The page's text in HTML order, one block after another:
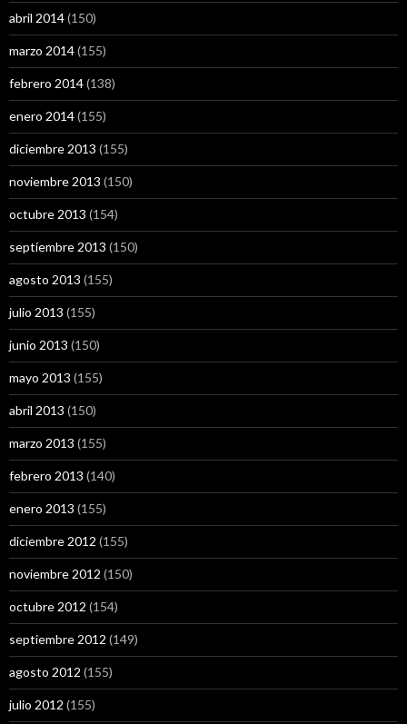
abril 2014(150)
marzo 2014(155)
febrero 2014(138)
enero 2014(155)
diciembre 2013 (155)
noviembre 2013 (150)
octubre 2013 (154)
septiembre 2013 (150)
agosto 2013 (155)
julio 2013 (155)
junio 2013 (150)
mayo 2013 (155)
abril 2013 (150)
marzo 2013 (155)
febrero 2013 (140)
enero 2013 (155)
diciembre 2012 (155)
noviembre 2012 (150)
octubre 2012 (154)
septiembre 2012 (149)
agosto 2012 (155)
julio 2012 (155)